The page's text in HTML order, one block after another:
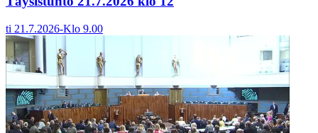
ti 21.7.2026-Klo 9.00